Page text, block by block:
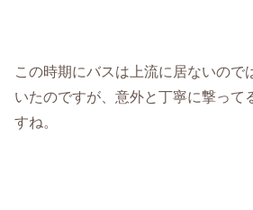
この時期にバスは上流に居ないので
いたのですが、意外と丁寧に撃って
すね。